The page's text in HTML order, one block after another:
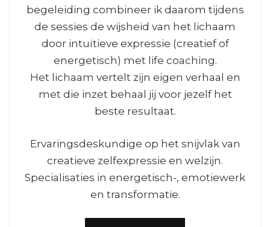
begeleiding combineer ik daarom tijdens
de sessies de wijsheid van het lichaam
door intuïtieve expressie (creatief of
energetisch) met life coaching.
Het lichaam vertelt zijn eigen verhaal en
met die inzet behaal jij voor jezelf het
beste resultaat.
Ervaringsdeskundige op het snijvlak van
creatieve zelfexpressie en welzijn.
Specialisaties in energetisch-, emotiewerk
en transformatie.